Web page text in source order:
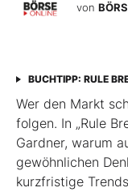
von
BUCHTIPP: RULE
Wer den Markt
folgen. In „Rule
Gardner, warum
gewöhnlichen
kurzfristige